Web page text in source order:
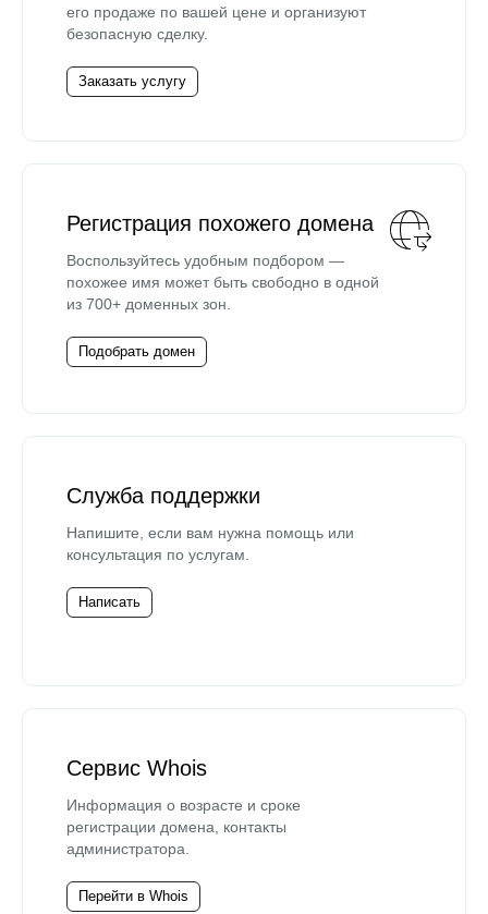
его продаже по вашей цене и организуют
безопасную сделку.
Заказать услугу
Регистрация похожего домена
Воспользуйтесь удобным подбором —
похожее имя может быть свободно в одной
из 700+ доменных зон.
Подобрать домен
Служба поддержки
Напишите, если вам нужна помощь или
консультация по услугам.
Написать
Сервис Whois
Информация о возрасте и сроке
регистрации домена, контакты
администратора.
Перейти в Whois